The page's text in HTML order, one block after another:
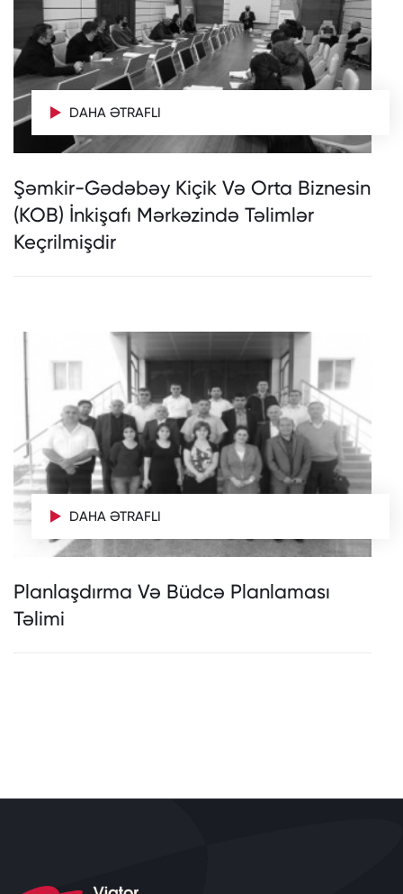
DAHA ƏTRAFLI
Şəmkir-Gədəbəy Kiçik Və Orta Biznesin
(KOB) İnkişafı Mərkəzində Təlimlər
Keçrilmişdir
DAHA ƏTRAFLI
Planlaşdırma Və Büdcə Planlaması
Təlimi